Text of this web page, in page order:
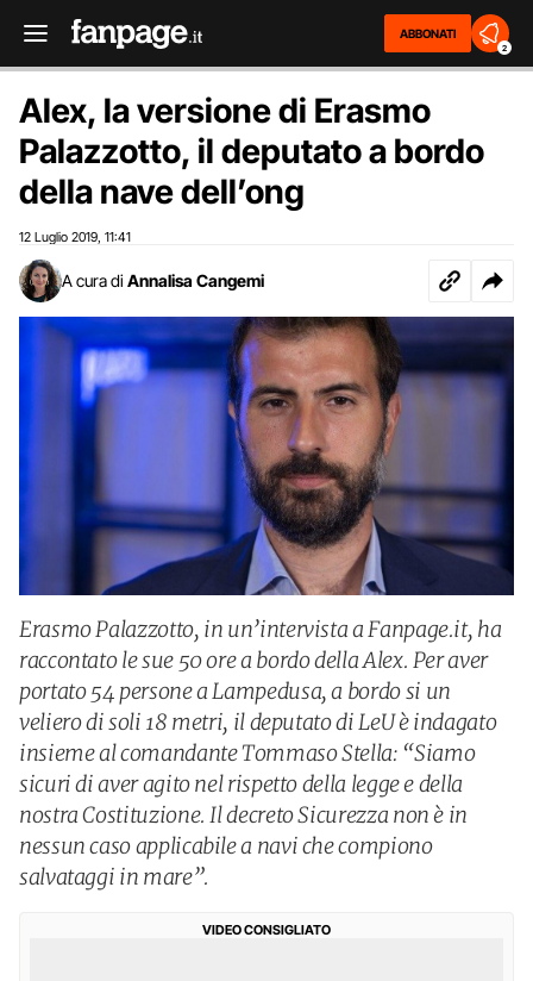
ABBONATI
2
Alex, la versione di Erasmo
Palazzotto, il deputato a bordo
della nave dell’ong
12 Luglio 2019 11:41
A cura di Annalisa Cangemi
Erasmo Palazzotto, in un’intervista a Fanpage.it, ha
raccontato le sue 50 ore a bordo della Alex. Per aver
portato 54 persone a Lampedusa, a bordo si un
veliero di soli 18 metri, il deputato di LeU è indagato
insieme al comandante Tommaso Stella: “Siamo
sicuri di aver agito nel rispetto della legge e della
nostra Costituzione. Il decreto Sicurezza non è in
nessun caso applicabile a navi che compiono
salvataggi in mare”.
VIDEO CONSIGLIATO